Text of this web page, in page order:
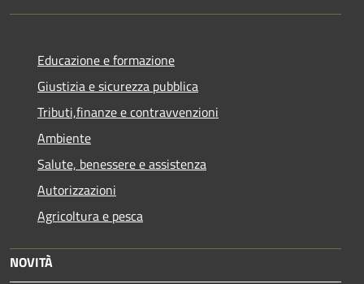
Educazione e formazione
Giustizia e sicurezza pubblica
Tributi,finanze e contravvenzioni
Ambiente
Salute, benessere e assistenza
Autorizzazioni
Agricoltura e pesca
NOVITÀ